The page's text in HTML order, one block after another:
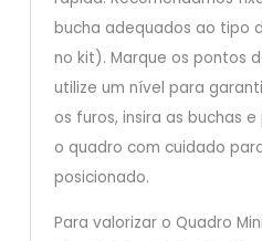
bucha adequados ao tipo
no kit). Marque os pontos
utilize um nível para
os furos, insira as buchas
o quadro com cuidado
posicionado.
Para valorizar o Quadro